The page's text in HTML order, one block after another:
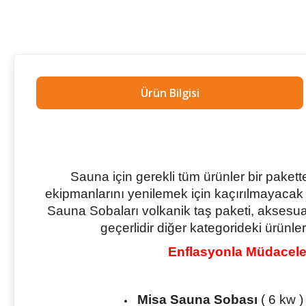
Ürün Bilgisi
Sauna için gerekli tüm ürünler bir
ekipmanlarını yenilemek için
Sauna Sobaları volkanik taş paketi,
geçerlidir diğer kategorideki
Enflasyonla Müdacele
Misa Sauna Sobası ( 6 kw